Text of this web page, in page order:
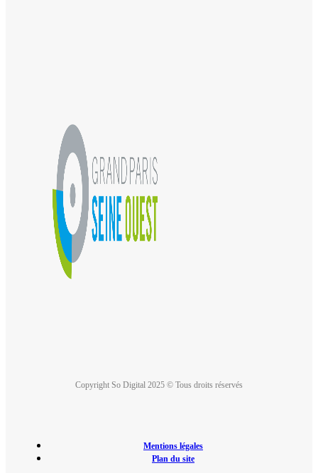
Copyright So Digital 2025 © Tous droits réservés
Mentions légales
Plan du site